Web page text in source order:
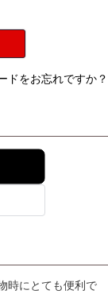
ドをお忘れですか？
時にとても便利で